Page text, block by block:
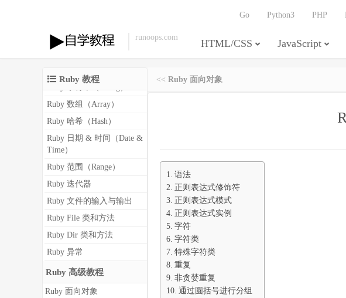
runoops.com
HTML/CSS JavaScript
Go Python3 PHP
Ruby 教程
Ruby 方法
Ruby 数组（Array）
Ruby 哈希（Hash）
Ruby 日期 & 时间（Date &
Time）
Ruby 范围（Range）
Ruby 迭代器
Ruby 文件的输入与输出
Ruby File 类和方法
Ruby Dir 类和方法
Ruby 异常
Ruby 高级教程
Ruby 面向对象
<< Ruby 面向对象
语法
正则表达式修饰符
正则表达式模式
正则表达式实例
字符
字符类
特殊字符类
重复
非贪婪重复
通过圆括号进行分组